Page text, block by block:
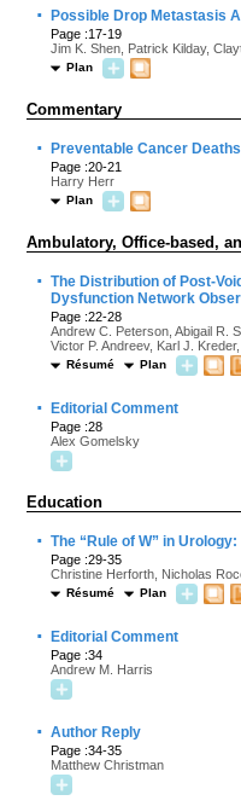
· Possible Drop Metastasis
Page :17-19
Jim K. Shen, Patrick Kilday,
Plan
Commentary
· Preventable Cancer
Page :20-21
Harry Herr
Plan
Ambulatory, Office-based,
· The Distribution of Post-
Dysfunction Network
Page :22-28
Andrew C. Peterson, Abigail R.
Victor P. Andreev, Karl J.
Résumé Plan
· Editorial Comment
Page :28
Alex Gomelsky
Education
· The “Rule of W” in
Page :29-35
Christine Herforth, Nicholas
Résumé Plan
· Editorial Comment
Page :34
Andrew M. Harris
· Author Reply
Page :34-35
Matthew Christman